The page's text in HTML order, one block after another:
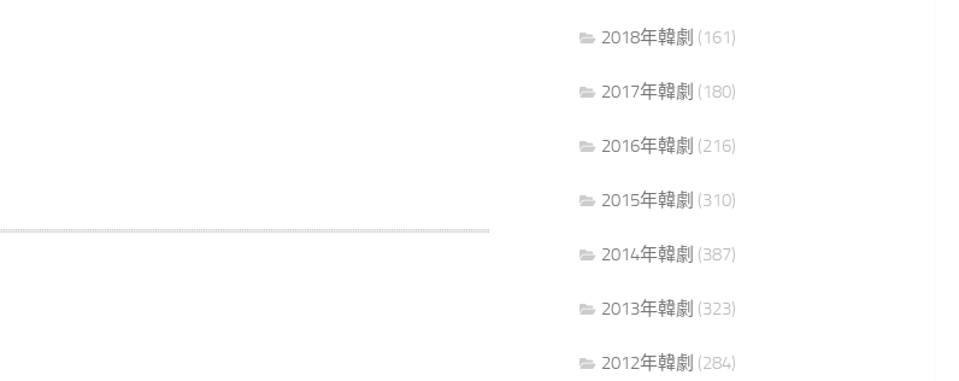
2018年韓劇 (161)
2017年韓劇 (180)
2016年韓劇 (216)
2015年韓劇 (310)
2014年韓劇 (387)
2013年韓劇 (323)
2012年韓劇 (284)